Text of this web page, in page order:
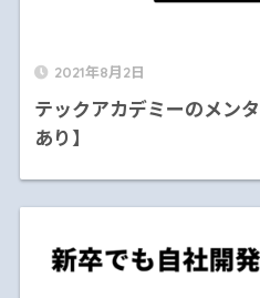
2021年8月2日
テックアカデミーのメン
あり】